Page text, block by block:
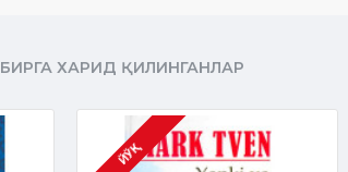
БИРГА ХАРИД ҚИЛИНГАНЛАР
ЙЎҚ